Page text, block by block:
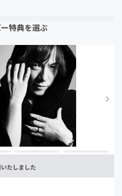
特典を選ぶ
たしました